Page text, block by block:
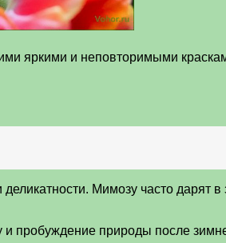
яркими и неповторимыми
Мимозу часто дарят
пробуждение природы после